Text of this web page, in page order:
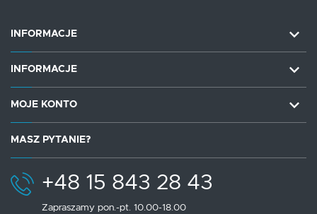
INFORMACJE
INFORMACJE
MOJE KONTO
MASZ PYTANIE?
+48 15 843 28 43
Zapraszamy pon.-pt. 10.00-18.00